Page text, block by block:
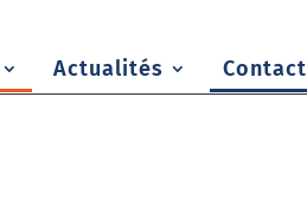
Actualités Contact